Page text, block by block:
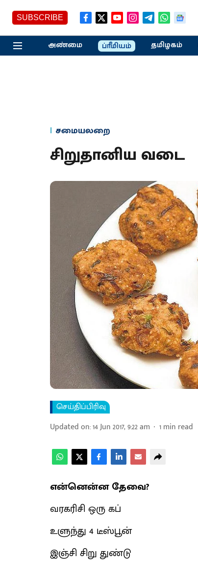
SUBSCRIBE
அண்மை ப்ரீமியம் தமிழகம்
சமையலறை
சிறுதானிய வடை
செய்திப்பிரிவு
Updated on:14 Jun 2017, 9:22 am 1min read
என்னென்ன தேவை?
வரகரிசி ஒரு கப்
உளுந்து 4 டீஸ்பூன்
இஞ்சி சிறு துண்டு